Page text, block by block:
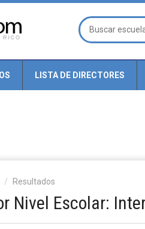
LISTA DE DIRECTORES
Resultados
Nivel Escolar: